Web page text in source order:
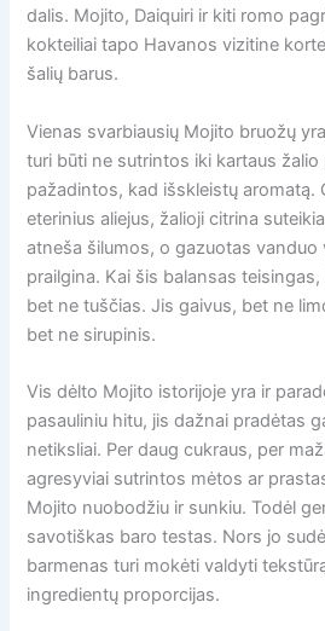
dalis. Mojito, Daiquiri ir kiti romo
kokteiliai tapo Havanos vizitine
šalių barus.
Vienas svarbiausių Mojito bruožų
turi būti ne sutrintos iki kartaus
pažadintos, kad išskleistų aromatą.
eterinius aliejus, žalioji citrina
atneša šilumos, o gazuotas vanduo
prailgina. Kai šis balansas
bet ne tuščias. Jis gaivus, bet ne
bet ne sirupinis.
Vis dėlto Mojito istorijoje yra ir
pasauliniu hitu, jis dažnai pradėtas
netiksliai. Per daug cukraus, per
agresyviai sutrintos mėtos ar
Mojito nuobodžiu ir sunkiu. Todėl
savotiškas baro testas. Nors jo
barmenas turi mokėti valdyti
ingredientų proporcijas.